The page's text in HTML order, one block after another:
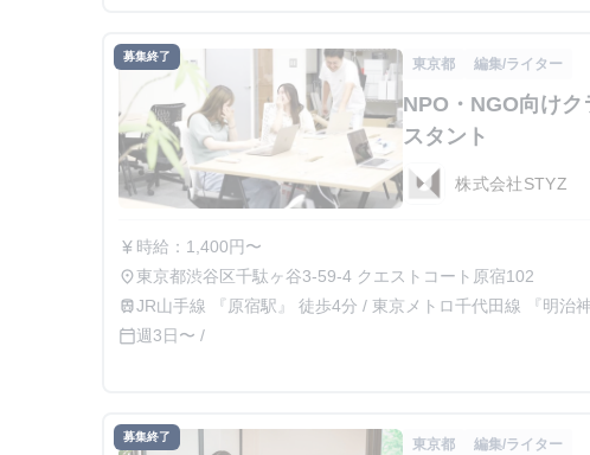
募集終了 東京都 編集/ライター
NPO・NGO向け
スタント
株式会社STYZ
currency_yen 時給：1,400円〜
place東京都渋谷区千駄ヶ谷3-59-4 クエストコート原宿102
trainJR山手線 『原宿駅』 徒歩4分 / 東京メトロ千代田線 『明治
『北参道駅』 徒歩6分
calendar_today週3日〜 /
募集終了 東京都 編集/ライター